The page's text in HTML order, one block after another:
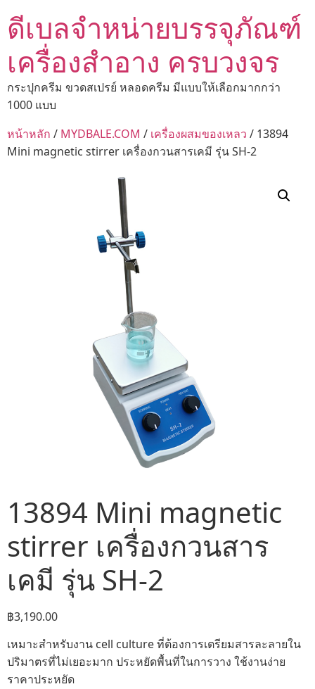
ดีเบลจำหน่ายบรรจุภัณฑ์
เครื่องสำอาง ครบวงจร
กระปุกครีม ขวดสเปรย์ หลอดครีม มีแบบให้เลือกมากกว่า
1000 แบบ
หน้าหลัก / MYDBALE.COM / เครื่องผสมของเหลว / 13894
Mini magnetic stirrer เครื่องกวนสารเคมี รุ่น SH-2
13894 Mini magnetic
stirrer เครื่องกวนสาร
เคมี รุ่น SH-2
฿3,190.00
เหมาะสำหรับงาน cell culture ที่ต้องการเตรียมสารละลายใน
ปริมาตรที่ไม่เยอะมาก ประหยัดพื้นที่ในการวาง ใช้งานง่าย
ราคาประหยัด